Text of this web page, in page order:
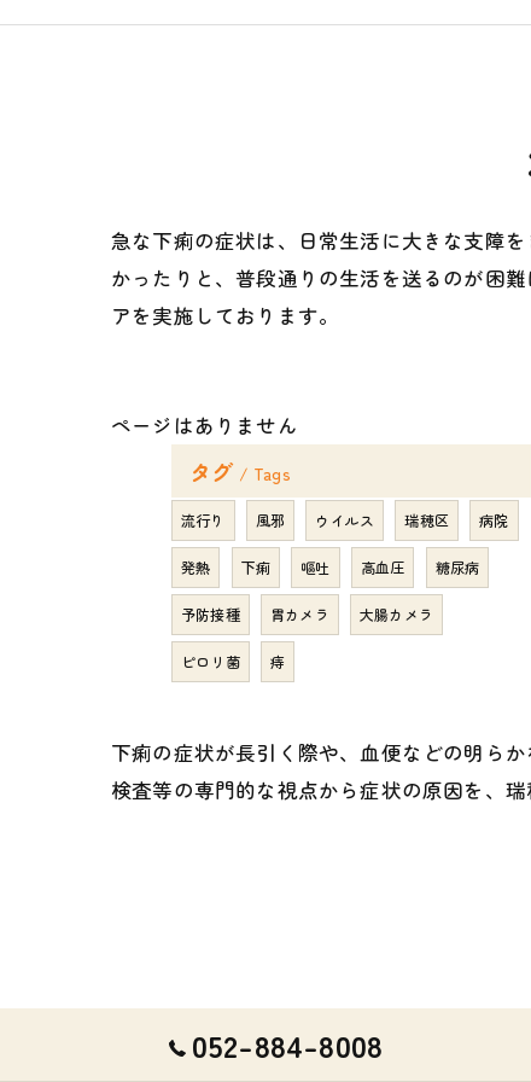
急な下痢の症状は、日常生活に大きな支障
かったりと、普段通りの生活を送るのが困
アを実施しております。
ページはありません
タグ Tags
流行り 風邪 ウイルス 瑞穂区 病院
発熱 下痢 嘔吐 高血圧 糖尿病
予防接種 胃カメラ 大腸カメラ
ピロリ菌 痔
下痢の症状が長引く際や、血便などの明ら
検査等の専門的な視点から症状の原因を、
052-884-8008